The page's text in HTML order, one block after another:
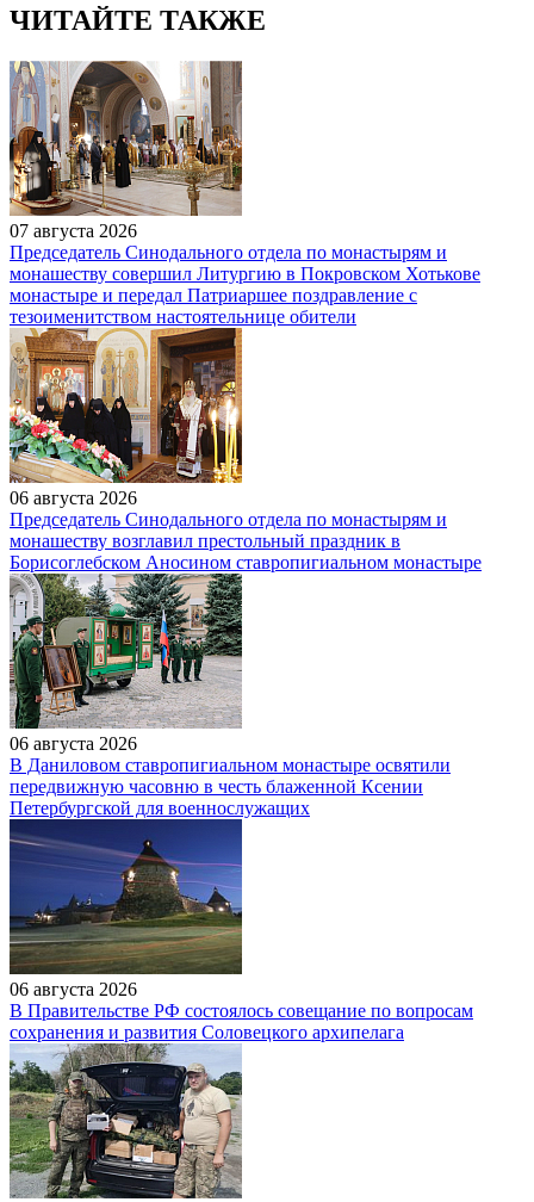
ЧИТАЙТЕ ТАКЖЕ
07 августа 2026
Председатель Синодального отдела по монастырям и
монашеству совершил Литургию в Покровском Хотькове
монастыре и передал Патриаршее поздравление с
тезоименитством настоятельнице обители
06 августа 2026
Председатель Синодального отдела по монастырям и
монашеству возглавил престольный праздник в
Борисоглебском Аносином ставропигиальном монастыре
06 августа 2026
В Даниловом ставропигиальном монастыре освятили
передвижную часовню в честь блаженной Ксении
Петербургской для военнослужащих
06 августа 2026
В Правительстве РФ состоялось совещание по вопросам
сохранения и развития Соловецкого архипелага